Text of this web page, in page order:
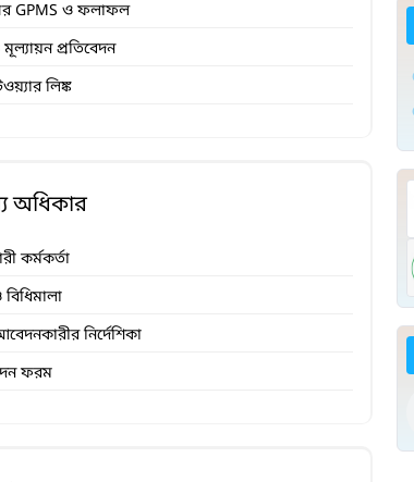
GPMS ও ফলাফল
প্রতিবেদন
লিঙ্ক
অধিকার
কর্মকর্তা
নির্দেশিকা
ফরম